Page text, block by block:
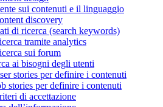
sui contenuti e il linguaggio
discovery
di ricerca (search keywords)
tramite analytics
sui forum
ai bisogni degli utenti
stories per definire i contenuti
stories per definire i contenuti
di accettazione